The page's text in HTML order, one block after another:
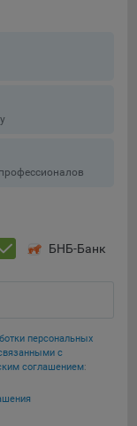
сообщение с
не позволит
работы Сайта
г. Москва, ул.
БНБ-Банк
персональных
с
соглашением: